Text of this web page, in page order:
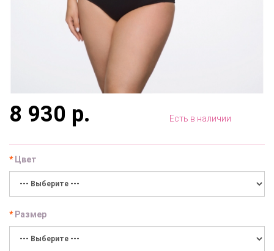
8 930 р. Есть в наличии
Цвет
Размер